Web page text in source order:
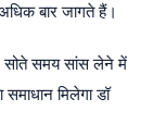
बार जागते हैं।
सोते समय सांस लेने में
समाधान मिलेगाडॉ